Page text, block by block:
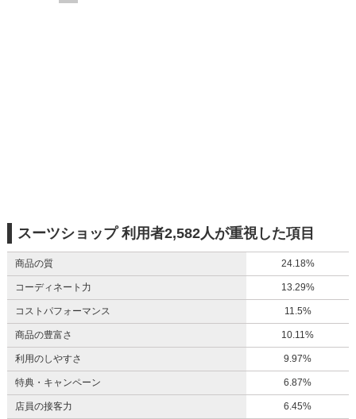
スーツショップ 利用者2,582人が重視した項目
商品の質 24.18%
コーディネート力 13.29%
コストパフォーマンス 11.5%
商品の豊富さ 10.11%
利用のしやすさ 9.97%
特典・キャンペーン 6.87%
店員の接客力 6.45%